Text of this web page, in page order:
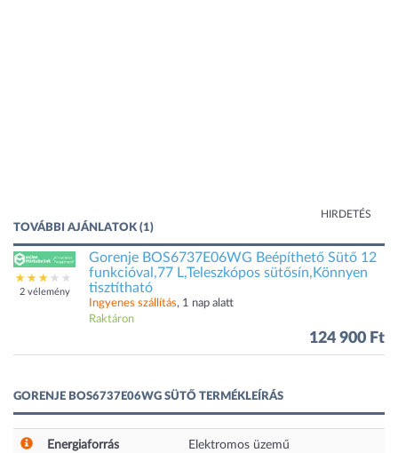
HIRDETÉS
TOVÁBBI AJÁNLATOK (1)
2 vélemény
Gorenje BOS6737E06WG Beépíthető Sütő 12
funkcióval,77 L,Teleszkópos sütősín,Könnyen
tisztítható
Ingyenes szállítás, 1 nap alatt
Raktáron
124 900 Ft
GORENJE BOS6737E06WG SÜTŐ TERMÉKLEÍRÁS
Energiaforrás Elektromos üzemű